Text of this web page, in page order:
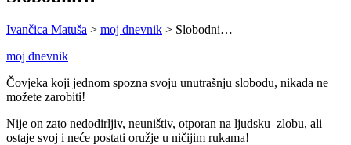
Ivančica Matuša > moj dnevnik > Slobodni…
moj dnevnik
Čovjeka koji jednom spozna svoju unutrašnju slobodu, nikada ne
možete zarobiti!
Nije on zato nedodirljiv, neuništiv, otporan na ljudsku zlobu, ali
ostaje svoj i neće postati oružje u ničijim rukama!